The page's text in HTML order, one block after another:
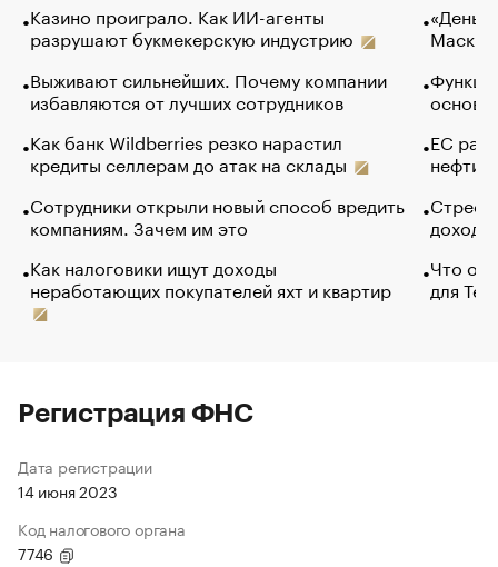
Казино проиграло. Как ИИ-агенты
разрушают букмекерскую индустрию
Выживают сильнейших. Почему компании
избавляются от лучших сотрудников
Как банк Wildberries резко нарастил
кредиты селлерам до атак на склады
Сотрудники открыли новый способ вредить
компаниям. Зачем им это
Как налоговики ищут доходы
неработающих покупателей яхт и квартир
Маск в
основ
ЕС
нефти
Что
для
Регистрация ФНС
Дата регистрации
14 июня 2023
Код налогового органа
7746